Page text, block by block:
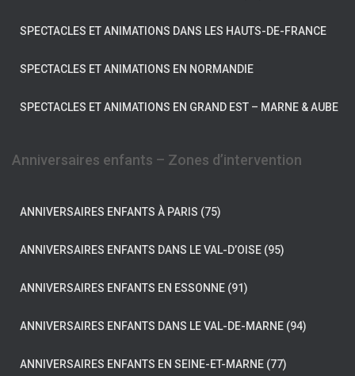
SPECTACLES ET ANIMATIONS DANS LES HAUTS-DE-FRANCE
SPECTACLES ET ANIMATIONS EN NORMANDIE
SPECTACLES ET ANIMATIONS EN GRAND EST – MARNE & AUBE
Anniversaires enfants – Zones d’intervention
ANNIVERSAIRES ENFANTS À PARIS (75)
ANNIVERSAIRES ENFANTS DANS LE VAL-D’OISE (95)
ANNIVERSAIRES ENFANTS EN ESSONNE (91)
ANNIVERSAIRES ENFANTS DANS LE VAL-DE-MARNE (94)
ANNIVERSAIRES ENFANTS EN SEINE-ET-MARNE (77)